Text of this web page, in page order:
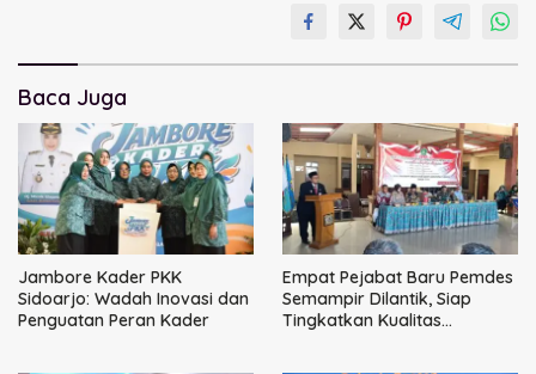
Baca Juga
Jambore Kader PKK
Sidoarjo: Wadah Inovasi dan
Penguatan Peran Kader
Empat Pejabat Baru Pemdes
Semampir Dilantik, Siap
Tingkatkan Kualitas